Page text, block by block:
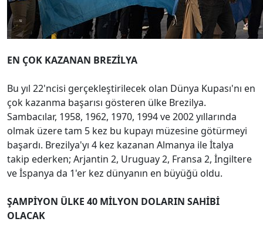
EN ÇOK KAZANAN BREZİLYA
Bu yıl 22'ncisi gerçekleştirilecek olan Dünya Kupası'nı en
çok kazanma başarısı gösteren ülke Brezilya.
Sambacılar, 1958, 1962, 1970, 1994 ve 2002 yıllarında
olmak üzere tam 5 kez bu kupayı müzesine götürmeyi
başardı. Brezilya'yı 4 kez kazanan Almanya ile İtalya
takip ederken; Arjantin 2, Uruguay 2, Fransa 2, İngiltere
ve İspanya da 1'er kez dünyanın en büyüğü oldu.
ŞAMPİYON ÜLKE 40 MİLYON DOLARIN SAHİBİ
OLACAK